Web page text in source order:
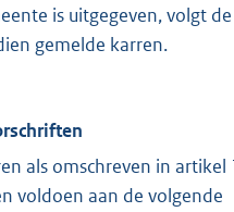
is uitgegeven, volgt
gemelde karren.
als omschreven in artikel
voldoen aan de volgende